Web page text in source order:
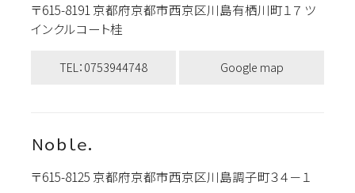
〒615-8191 京都府京都市西京区川島有栖川町１７ ツ
インクルコート桂
TEL：0753944748 Google map
Ｎｏｂｌｅ．
〒615-8125 京都府京都市西京区川島調子町３４－１